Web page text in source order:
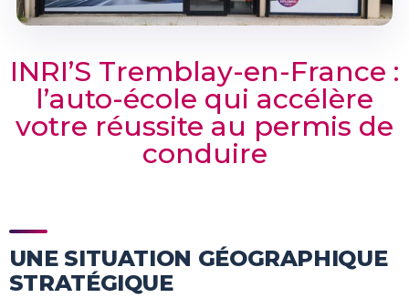
INRI’S Tremblay-en-France :
l’auto-école qui accélère
votre réussite au permis de
conduire
UNE SITUATION GÉOGRAPHIQUE
STRATÉGIQUE